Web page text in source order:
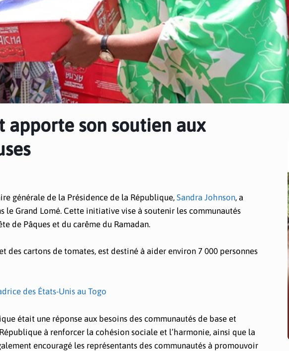
apporte son soutien aux
générale de la Présidence de la République, Sandra Johnson, a
le Grand Lomé. Cette initiative vise à soutenir les communautés
de Pâques et du carême du Ramadan.
des cartons de tomates, est destiné à aider environ 7 000 personnes
des États-Unis au Togo
était une réponse aux besoins des communautés de base et
à renforcer la cohésion sociale et l’harmonie, ainsi que la
encouragé les représentants des communautés à promouvoir